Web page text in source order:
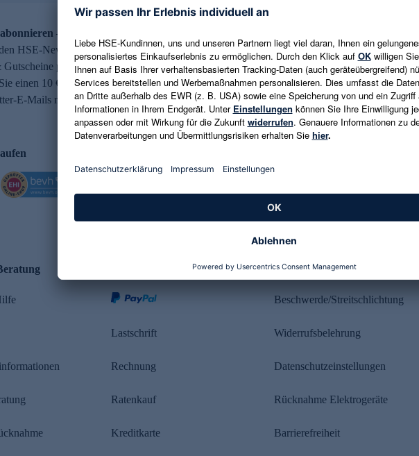
– 10 € Gutschein erhalten
HSE-Newsletter abonnieren und aktuelle Trends,
per E-Mail erhalten. Als Dankeschön
einen 10 € Gutschein. Eine Abmeldung ist jederzeit in
E-Mails möglich.
E-Mail-Adresse eingeben
Es gelten die Datenschutzrichtlinien
Lastschrift
Rechnung
Ratenkauf
Kreditkarte
Rechtliches
Beschwerde/Streitschlichtung
Widerrufsbelehrung
Datenschutzeinstellungen
Rücknahme Elektrogeräte
Barrierefreiheit